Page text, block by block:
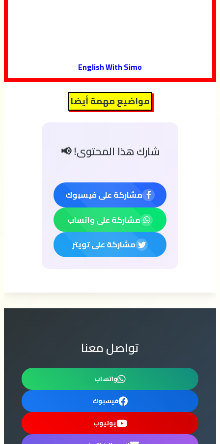
English With Simo
مواضيع مهمة أيضا
شارك هذا المحتوى! 📢
مشاركة على فيسبوك
مشاركة على واتساب
مشاركة على تويتر
تواصل معنا
واتساب
فيسبوك
يوتيوب